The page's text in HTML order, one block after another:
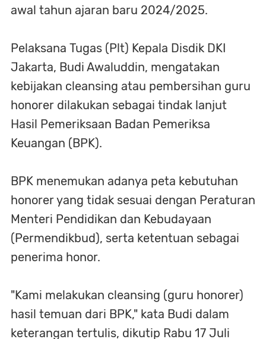
awal tahun ajaran baru 2024/2025.
Pelaksana Tugas (Plt) Kepala Disdik DKI
Jakarta, Budi Awaluddin, mengatakan
kebijakan cleansing atau pembersihan guru
honorer dilakukan sebagai tindak lanjut
Hasil Pemeriksaan Badan Pemeriksa
Keuangan (BPK).
BPK menemukan adanya peta kebutuhan
honorer yang tidak sesuai dengan Peraturan
Menteri Pendidikan dan Kebudayaan
(Permendikbud), serta ketentuan sebagai
penerima honor.
"Kami melakukan cleansing (guru honorer)
hasil temuan dari BPK," kata Budi dalam
keterangan tertulis, dikutip Rabu 17 Juli